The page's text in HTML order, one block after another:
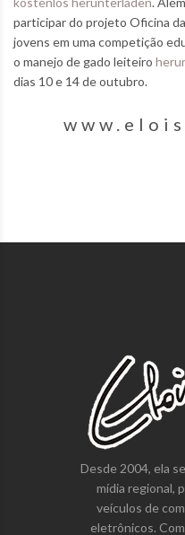
participar do projeto Oficina
jovens em uma competição
o manejo de gado leiteiro
dias 10 e 14 de outubro.
Desde 2004, ela
mídia regional,
veículos de
eletrônicos.